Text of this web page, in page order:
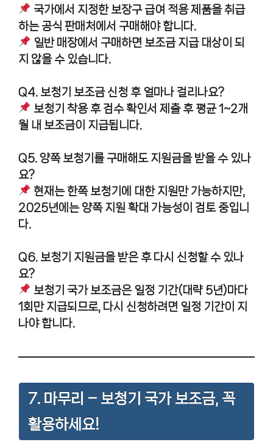
국가에서 지정한 보장구 급여 적용 제품을 취급
하는 공식 판매처에서 구매해야 합니다.
일반 매장에서 구매하면 보조금 지급 대상이 되
지 않을 수 있습니다.
Q4. 보청기 보조금 신청 후 얼마나 걸리나요?
보청기 착용 후 검수 확인서 제출 후 평균 1~2개
월 내 보조금이 지급됩니다.
Q5. 양쪽 보청기를 구매해도 지원금을 받을 수 있나
요?
현재는 한쪽 보청기에 대한 지원만 가능하지만,
2025년에는 양쪽 지원 확대 가능성이 검토 중입니
다.
Q6. 보청기 지원금을 받은 후 다시 신청할 수 있나
요?
보청기 국가 보조금은 일정 기간(대략 5년)마다
1회만 지급되므로, 다시 신청하려면 일정 기간이 지
나야 합니다.
7. 마무리 – 보청기 국가 보조금, 꼭
활용하세요!